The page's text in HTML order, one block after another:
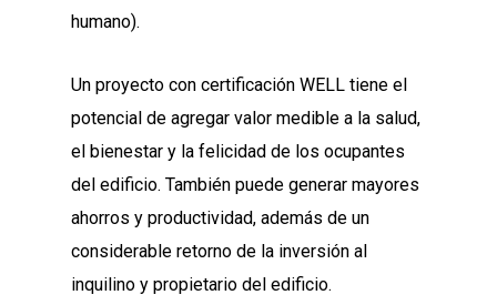
humano).
Un proyecto con certificación WELL tiene el
potencial de agregar valor medible a la salud,
el bienestar y la felicidad de los ocupantes
del edificio. También puede generar mayores
ahorros y productividad, además de un
considerable retorno de la inversión al
inquilino y propietario del edificio.